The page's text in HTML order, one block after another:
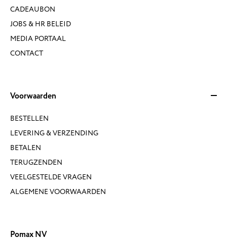
CADEAUBON
JOBS & HR BELEID
MEDIA PORTAAL
CONTACT
Voorwaarden
BESTELLEN
LEVERING & VERZENDING
BETALEN
TERUGZENDEN
VEELGESTELDE VRAGEN
ALGEMENE VOORWAARDEN
Pomax NV